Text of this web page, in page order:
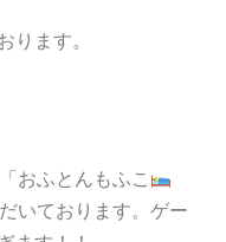
ります。
おふとんもふこ
いております。ゲー